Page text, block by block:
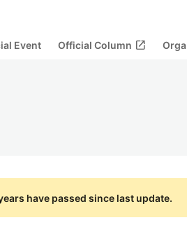
Event Official Column open_in_new
have passed since last update.